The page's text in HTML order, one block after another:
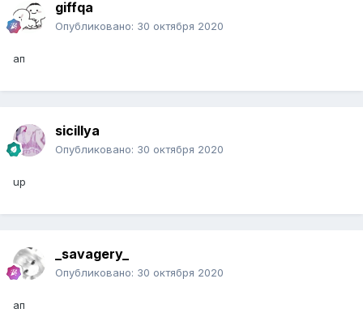
giffqa
Опубликовано: 30 октября 2020
ап
sicillya
Опубликовано: 30 октября 2020
up
_savagery_
Опубликовано: 30 октября 2020
ап